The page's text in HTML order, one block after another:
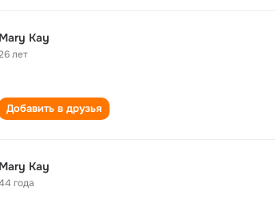
Mary Kay
лет
Добавить в друзья
Mary Kay
года